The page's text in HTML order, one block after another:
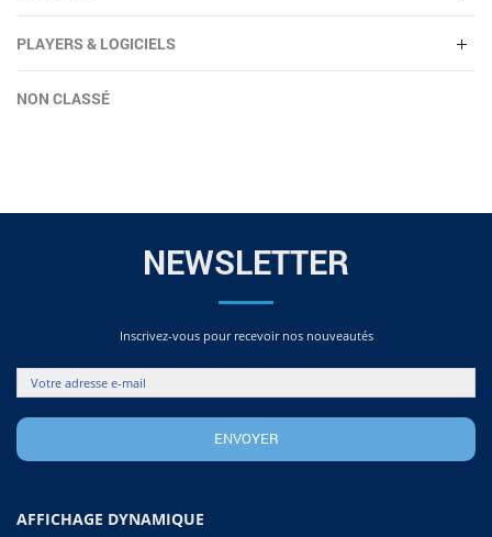
PLAYERS & LOGICIELS
NON CLASSÉ
NEWSLETTER
Inscrivez-vous pour recevoir nos nouveautés
AFFICHAGE DYNAMIQUE